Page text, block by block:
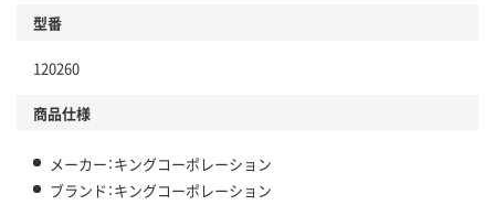
型番
120260
商品仕様
メーカー：キングコーポレーション
ブランド：キングコーポレーション